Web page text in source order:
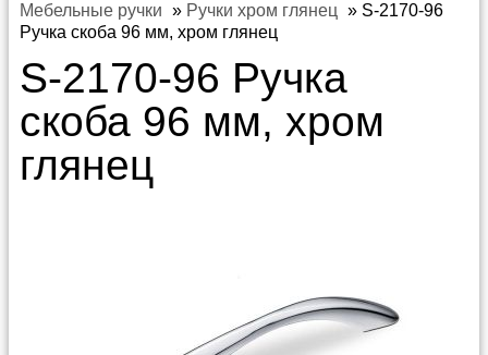
Мебельные ручки » Ручки хром глянец » S-2170-96
Ручка скоба 96 мм, хром глянец
S-2170-96 Ручка
скоба 96 мм, хром
глянец